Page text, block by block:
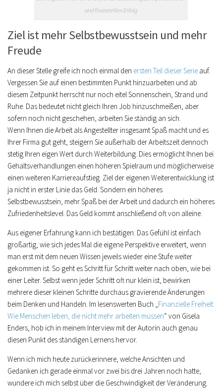
und finanziellen Erfolg
Ziel ist mehr Selbstbewusstsein und mehr
Freude
An dieser Stelle greife ich noch einmal den ersten Teil dieser Serie auf.
Vergessen Sie auf einen bestimmten Punkt hinzuarbeiten und ab
diesem Zeitpunkt herrscht nur noch eitel Sonnenschein, Strand und
Ruhe. Das bedeutet nicht gleich Ihren Job hinzuschmeißen, aber
sofern noch nicht geschehen, arbeiten Sie ständig an sich.
Wenn Ihnen die Arbeit als Angestellter insgesamt Spaß macht und es
Ihrer Firma gut geht, steigern Sie außerhalb der Arbeitszeit dennoch
stetig Ihren eigen Wert durch Weiterbildung. Dies ermöglicht Ihnen bei
Gehaltsverhandlungen einen höheren Spielraum und möglicherweise
einen weiteren Karriereaufstieg. Ziel der eigenen Weiterentwicklung ist
ja nicht in erster Linie das Geld. Sondern ein höheres
Selbstbewusstsein, mehr Spaß bei der Arbeit und dadurch ein höheres
Zufriedenheitslevel. Das Geld kommt anschließend oft von alleine.
Aus eigener Erfahrung kann ich bestätigen: Das Gefühl ist einfach
großartig, wie sich jedes Mal die eigene Perspektive erweitert, wenn
man erst mit dem neuen Wissen jeweils wieder eine Stufe weiter
gekommen ist. So geht es Schritt für Schritt weiter nach oben, wie bei
einer Leiter. Selbst wenn jeder Schritt oft nur klein ist, bewirken
mehrere dieser kleinen Schritte durchaus gravierende Änderungen
beim Denken und Handeln. Im lesenswerten Buch „Finanzielle Freiheit:
Wie Menschen leben, die nicht mehr arbeiten müssen“ von Gisela
Enders, hob ich in meinem Interview mit der Autorin auch genau
diesen Punkt des ständigen Lernens hervor.
Wenn ich mich heute zurückerinnere, welche Ansichten und
Gedanken ich gerade einmal vor zwei bis drei Jahren noch hatte,
wundere ich mich selbst über die Geschwindigkeit der Veränderung.